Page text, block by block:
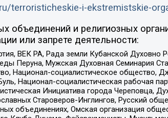
terroristicheskie-i-ekstremistskie-
объединений и религиозных
или запрете деятельности:
ВЕК РА, Рада земли Кубанской
Перуна, Мужская Духовная Семинария
Национал-социалистическое общество,
Национал-социалистическая рабочая
Инициатива города Череповца,
Староверов-Инглингов, Русский
объединениях, Омская организация